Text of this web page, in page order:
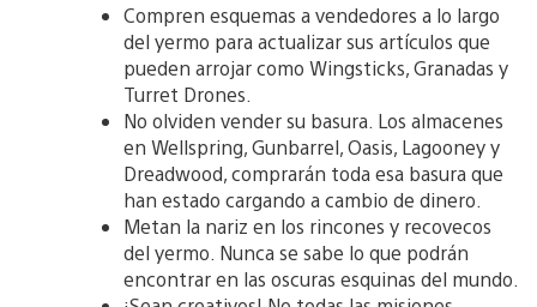
Compren esquemas a vendedores a lo largo
del yermo para actualizar sus artículos que
pueden arrojar como Wingsticks, Granadas y
Turret Drones.
No olviden vender su basura. Los almacenes
en Wellspring, Gunbarrel, Oasis, Lagooney y
Dreadwood, comprarán toda esa basura que
han estado cargando a cambio de dinero.
Metan la nariz en los rincones y recovecos
del yermo. Nunca se sabe lo que podrán
encontrar en las oscuras esquinas del mundo.